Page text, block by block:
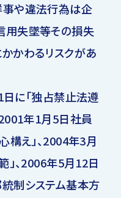
事や違法行為は企
用失墜等その損失
かわるリスクがあ
に「独占禁止法遵
年1月5日社員
構え」、2004年3月
、2006年5月12日
制システム基本方